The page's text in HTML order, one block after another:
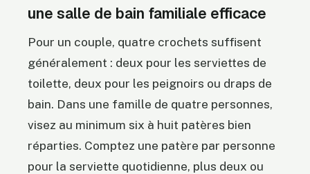
une salle de bain familiale efficace
Pour un couple, quatre crochets suffisent
généralement : deux pour les serviettes de
toilette, deux pour les peignoirs ou draps de
bain. Dans une famille de quatre personnes,
visez au minimum six à huit patères bien
réparties. Comptez une patère par personne
pour la serviette quotidienne, plus deux ou